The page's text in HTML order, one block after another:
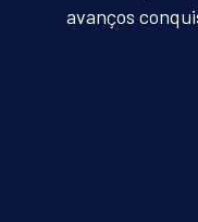
avanços